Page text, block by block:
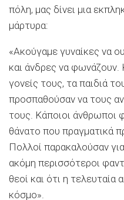
πόλη, μας δίνει μια
μάρτυρα:
«Ακούγαμε γυναίκες να
και άνδρες να
γονείς τους, τα παιδιά
προσπαθούσαν να τους
τους. Κάποιοι
θάνατο που πραγματικά
Πολλοί παρακαλούσαν
ακόμη περισσότεροι
θεοί και ότι η τελευταία
κόσμο».